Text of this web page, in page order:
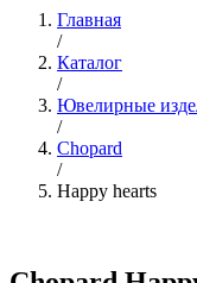
Главная
/
Каталог
/
Ювелирные
/
Chopard
/
Happy hearts